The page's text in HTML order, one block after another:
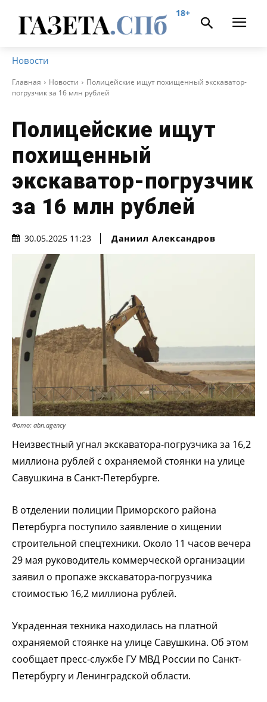
18+
Новости
Главная Новости
Полицейские ищут похищенный экскаватор-
погрузчик за 16 млн рублей
Полицейские ищут
похищенный
экскаватор-погрузчик
за 16 млн рублей
30.05.2025 11:23 Даниил Александров
Фото: abn.agency
Неизвестный угнал экскаватора-погрузчика за 16,2
миллиона рублей с охраняемой стоянки на улице
Савушкина в Санкт-Петербурге.
В отделении полиции Приморского района
Петербурга поступило заявление о хищении
строительной спецтехники. Около 11 часов вечера
29 мая руководитель коммерческой организации
заявил о пропаже экскаватора-погрузчика
стоимостью 16,2 миллиона рублей.
Украденная техника находилась на платной
охраняемой стоянке на улице Савушкина. Об этом
сообщает пресс-службе ГУ МВД России по Санкт-
Петербургу и Ленинградской области.